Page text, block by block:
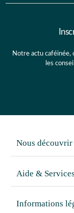
Notre actu caféinée,
les
Nous découvrir
Aide & Services
Informations